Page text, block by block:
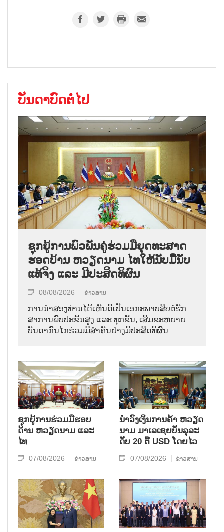
ບັນດາບົດຕໍ່ໄປ
ຊຸກ​ຍູ້​ການ​ພົວ​ພັນ​ຄູ່​ຮ່ວມ​ມື​ຍຸດ​ທະ​ສາດ​
ຮອດ​ບ້ານ ຫວຽດ​ນາມ ໄທ​ໃຫ້​ນັບ​ມື້​ນັບ​
ແທ້​ຈິງ ແລະ ມີ​ປະ​ສິດ​ທິ​ຜົນ
08/08/2026 ຂ່າວສານ
ການ​ນຳ​ສອງ​ທ່ານ​ໄດ້​ເຫັນ​ດີ​ເປັນ​ເອ​ກະ​ພາບ​ສືບ​ຕໍ່​ຮັກ​
ສາ​ການ​ພົບ​ປະ​ຂັ້ນ​ສູງ ແລະ ທຸກ​ຂັ້ນ, ເສີມ​ຂະ​ຫຍາຍ​
ບັນ​ດາ​ກົນ​ໄກ​ຮ່ວມ​ມື​ສຳ​ຄັນ​ຢ່າງ​ມີ​ປະ​ສິດ​ທິ​ຜົນ
ຊຸກຍູ້ການຮ່ວມມືຮອບ
ດ້ານ ຫວຽດນາມ ແລະ
ໄທ
07/08/2026 ຂ່າວສານ
ນຳ​ວົງ​ເງິນ​ການ​ຄ້າ ຫວຽດ​
ນາມ ມາ​ເລ​ເຊຍ​ບັນ​ລຸ​ລະ​
ດັບ 20 ຕື້ USD ໂດຍ​ໄວ
07/08/2026 ຂ່າວສານ